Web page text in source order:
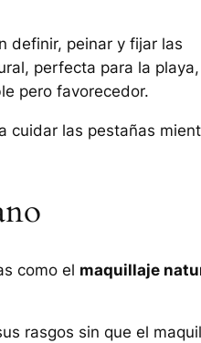
definir, peinar y fijar las
perfecta para la
pero favorecedor.
cuidar las pestañas
como el maquillaje
rasgos sin que el